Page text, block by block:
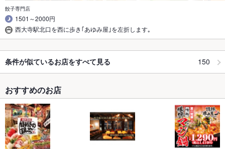
餃子専門店
1501～2000円
西大寺駅北口を西に歩き｢あゆみ屋｣を左折します｡
条件が似ているお店をすべて見る 150
おすすめのお店